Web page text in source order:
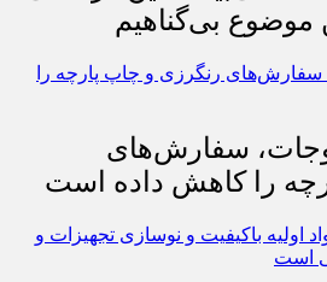
موضوع بی‌گناهیم
سفارش‌های
را کاهش داده است